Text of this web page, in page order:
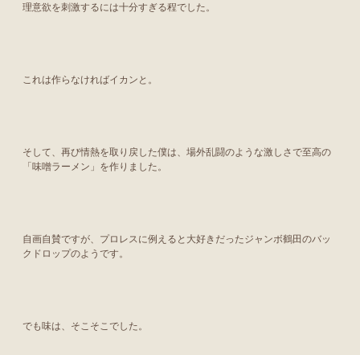
理意欲を刺激するには十分すぎる程でした。
これは作らなければイカンと。
そして、再び情熱を取り戻した僕は、場外乱闘のような激しさで至高の
「味噌ラーメン」を作りました。
自画自賛ですが、プロレスに例えると大好きだったジャンボ鶴田のバッ
クドロップのようです。
でも味は、そこそこでした。